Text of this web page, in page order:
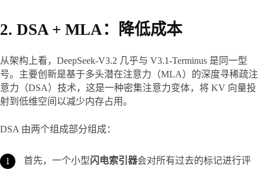
2. DSA + MLA：降低成本
从架构上看，DeepSeek-V3.2 几乎与 V3.1-Terminus 是同一型
号。主要创新是基于多头潜在注意力（MLA）的深度寻稀疏注
意力（DSA）技术，这是一种密集注意力变体，将 KV 向量投
射到低维空间以减少内存占用。
DSA 由两个组成部分组成：
首先，一个小型闪电索引器会对所有过去的标记进行评